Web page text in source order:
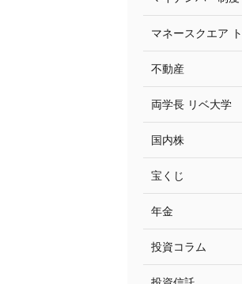
マネースクエア
不動産
両学長 リベ大学
国内株
宝くじ
年金
投資コラム